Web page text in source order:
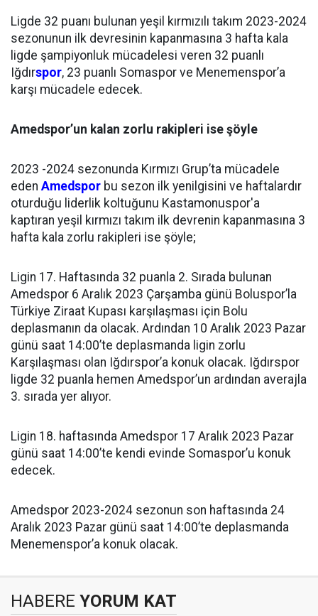
Ligde 32 puanı bulunan yeşil kırmızılı takım 2023-2024
sezonunun ilk devresinin kapanmasına 3 hafta kala
ligde şampiyonluk mücadelesi veren 32 puanlı
Iğdırspor, 23 puanlı Somaspor ve Menemenspor’a
karşı mücadele edecek.
Amedspor’un kalan zorlu rakipleri ise şöyle
2023 -2024 sezonunda Kırmızı Grup’ta mücadele
eden Amedspor bu sezon ilk yenilgisini ve haftalardır
oturduğu liderlik koltuğunu Kastamonuspor'a
kaptıran yeşil kırmızı takım ilk devrenin kapanmasına 3
hafta kala zorlu rakipleri ise şöyle;
Ligin 17. Haftasında 32 puanla 2. Sırada bulunan
Amedspor 6 Aralık 2023 Çarşamba günü Boluspor’la
Türkiye Ziraat Kupası karşılaşması için Bolu
deplasmanın da olacak. Ardından 10 Aralık 2023 Pazar
günü saat 14:00’te deplasmanda ligin zorlu
Karşılaşması olan Iğdırspor’a konuk olacak. Iğdırspor
ligde 32 puanla hemen Amedspor’un ardından averajla
3. sırada yer alıyor.
Ligin 18. haftasında Amedspor 17 Aralık 2023 Pazar
günü saat 14:00’te kendi evinde Somaspor’u konuk
edecek.
Amedspor 2023-2024 sezonun son haftasında 24
Aralık 2023 Pazar günü saat 14:00’te deplasmanda
Menemenspor’a konuk olacak.
HABERE YORUM KAT